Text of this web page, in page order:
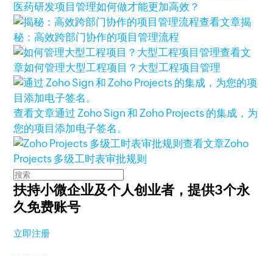
医药研发项目管理如何做才能更加高效？
查看文章揭
秘：高效跨部门协作的项目管理流程
查看文
章如何管理大型工程项目？大型工程项目管理
查看文章通过 Zoho Sign 和 Zoho Projects 的集成，为
您的项目添加电子签名。
查看文章Zoho
Projects 多级工时表审批规则
扶持小微企业及个人创业者，提供3个永
久免费账号
立即注册